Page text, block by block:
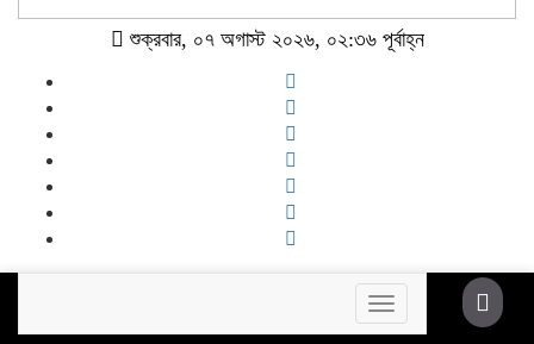
শুক্রবার, ০৭ অগাস্ট ২০২৬, ০২:৩৬ পূর্বাহ্ন
Toggle
navigation